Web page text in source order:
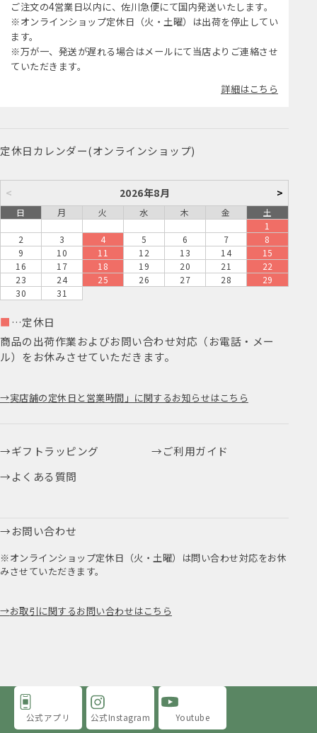
ご注文の4営業日以内に、佐川急便にて国内発送いたします。
※オンラインショップ定休日（火・土曜）は出荷を停止してい
ます。
※万が一、発送が遅れる場合はメールにて当店よりご連絡させ
ていただきます。
詳細はこちら
定休日カレンダー(オンラインショップ)
< 2026年8月 >
日 月 火 水 木 金
土
1
2
3 4 5 6 7
8
9
10 11 12 13 14
15
16
17 18 19 20 21
22
23
24 25 26 27 28
29
30
31
■ …定休日
商品の出荷作業およびお問い合わせ対応（お電話・メー
ル）をお休みさせていただきます。
実店舗の定休日と営業時間」に関するお知らせはこちら
ギフトラッピング
ご利用ガイド
よくある質問
お問い合わせ
※オンラインショップ定休日（火・土曜）は問い合わせ対応をお休
みさせていただきます。
お取引に関するお問い合わせはこちら
公式アプリ 公式Instagram Youtube